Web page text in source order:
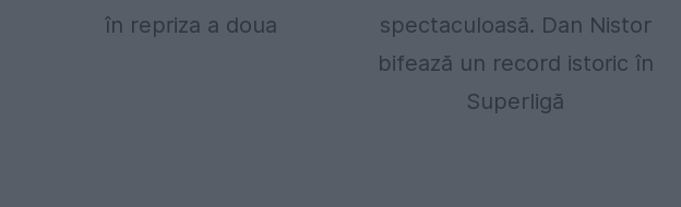
în repriza a doua
spectaculoasă. Dan Nistor
bifează un record istoric în
Superligă